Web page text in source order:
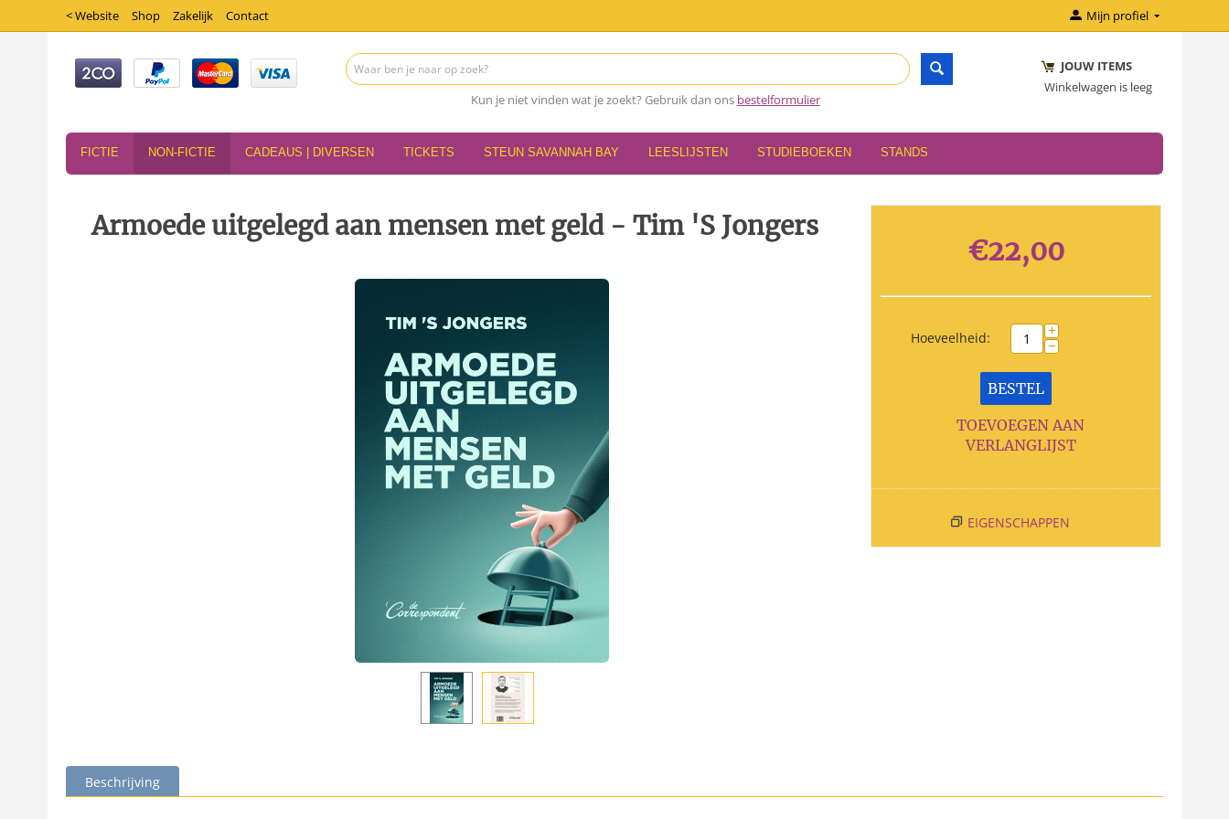
< Website Shop Zakelijk Contact Mijn profiel
Kun je niet vinden wat je zoekt? Gebruik dan ons bestelformulier
JOUW ITEMS
Winkelwagen is leeg
FICTIE NON-FICTIE CADEAUS | DIVERSEN TICKETS STEUN SAVANNAH BAY LEESLIJSTEN STUDIEBOEKEN STANDS
Armoede uitgelegd aan mensen met geld - Tim 'S Jongers
€22,00
Hoeveelheid: +
−
BESTEL
TOEVOEGEN AAN
VERLANGLIJST
EIGENSCHAPPEN
Beschrijving